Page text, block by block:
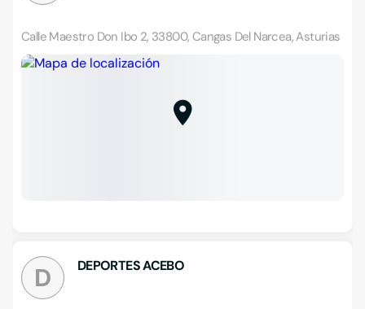
Calle Maestro Don Ibo 2, 33800, Cangas Del Narcea, Asturias
D DEPORTES ACEBO